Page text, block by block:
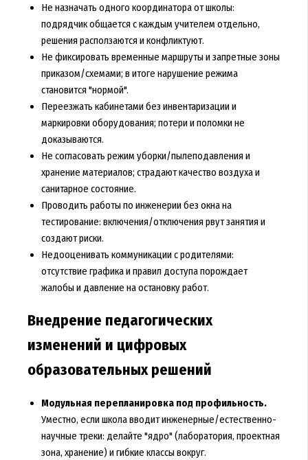
Не назначать одного координатора от школы:
подрядчик общается с каждым учителем отдельно,
решения расползаются и конфликтуют.
Не фиксировать временные маршруты и запретные зоны
приказом/схемами; в итоге нарушение режима
становится "нормой".
Переезжать кабинетами без инвентаризации и
маркировки оборудования; потери и поломки не
доказываются.
Не согласовать режим уборки/пылеподавления и
хранение материалов; страдают качество воздуха и
санитарное состояние.
Проводить работы по инженерии без окна на
тестирование: включения/отключения рвут занятия и
создают риски.
Недооценивать коммуникации с родителями:
отсутствие графика и правил доступа порождает
жалобы и давление на остановку работ.
Внедрение педагогических
изменений и цифровых
образовательных решений
Модульная перепланировка под профильность.
Уместно, если школа вводит инженерные/естественно-
научные треки: делайте "ядро" (лаборатория, проектная
зона, хранение) и гибкие классы вокруг.